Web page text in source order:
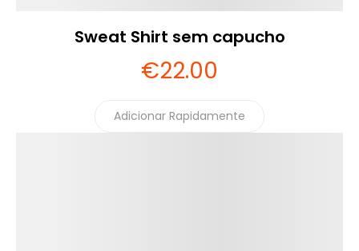
Sweat Shirt sem capucho
€22.00
Adicionar Rapidamente